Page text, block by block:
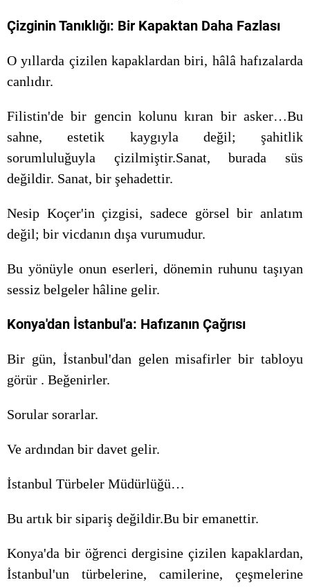
Çizginin Tanıklığı: Bir Kapaktan Daha Fazlası
O yıllarda çizilen kapaklardan biri, hâlâ hafızalarda
canlıdır.
Filistin'de bir gencin kolunu kıran bir asker…Bu
sahne, estetik kaygıyla değil; şahitlik
sorumluluğuyla çizilmiştir.Sanat, burada süs
değildir. Sanat, bir şehadettir.
Nesip Koçer'in çizgisi, sadece görsel bir anlatım
değil; bir vicdanın dışa vurumudur.
Bu yönüyle onun eserleri, dönemin ruhunu taşıyan
sessiz belgeler hâline gelir.
Konya'dan İstanbul'a: Hafızanın Çağrısı
Bir gün, İstanbul'dan gelen misafirler bir tabloyu
görür . Beğenirler.
Sorular sorarlar.
Ve ardından bir davet gelir.
İstanbul Türbeler Müdürlüğü…
Bu artık bir sipariş değildir.Bu bir emanettir.
Konya'da bir öğrenci dergisine çizilen kapaklardan,
İstanbul'un türbelerine, camilerine, çeşmelerine